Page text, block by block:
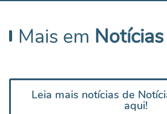
Mais em
Leia mais notícias de
aqui!